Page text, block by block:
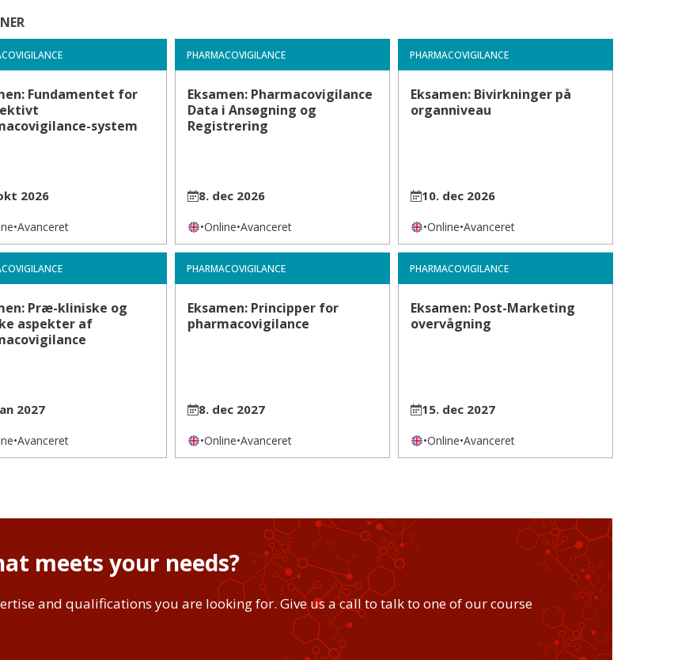
Fundamentet for
system
2026
•Avanceret
PHARMACOVIGILANCE
Eksamen: Pharmacovigilance
Data i Ansøgning og
Registrering
8. dec 2026
•Online•Avanceret
PHARMACOVIGILANCE
Eksamen: Bivirkninger på
organniveau
10. dec 2026
•Online•Avanceret
Præ-kliniske og
aspekter af
2027
•Avanceret
PHARMACOVIGILANCE
Eksamen: Principper for
pharmacovigilance
8. dec 2027
•Online•Avanceret
PHARMACOVIGILANCE
Eksamen: Post-Marketing
overvågning
15. dec 2027
•Online•Avanceret
meets your needs?
and qualifications you are looking for. Give us a call to talk to one of our course